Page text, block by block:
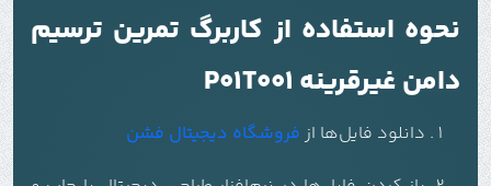
نحوه استفاده از کاربرگ تمرین ترسیم
دامن غیرقرینه P01T001
دانلود فایل‌ها از فروشگاه دیجیتال فشن